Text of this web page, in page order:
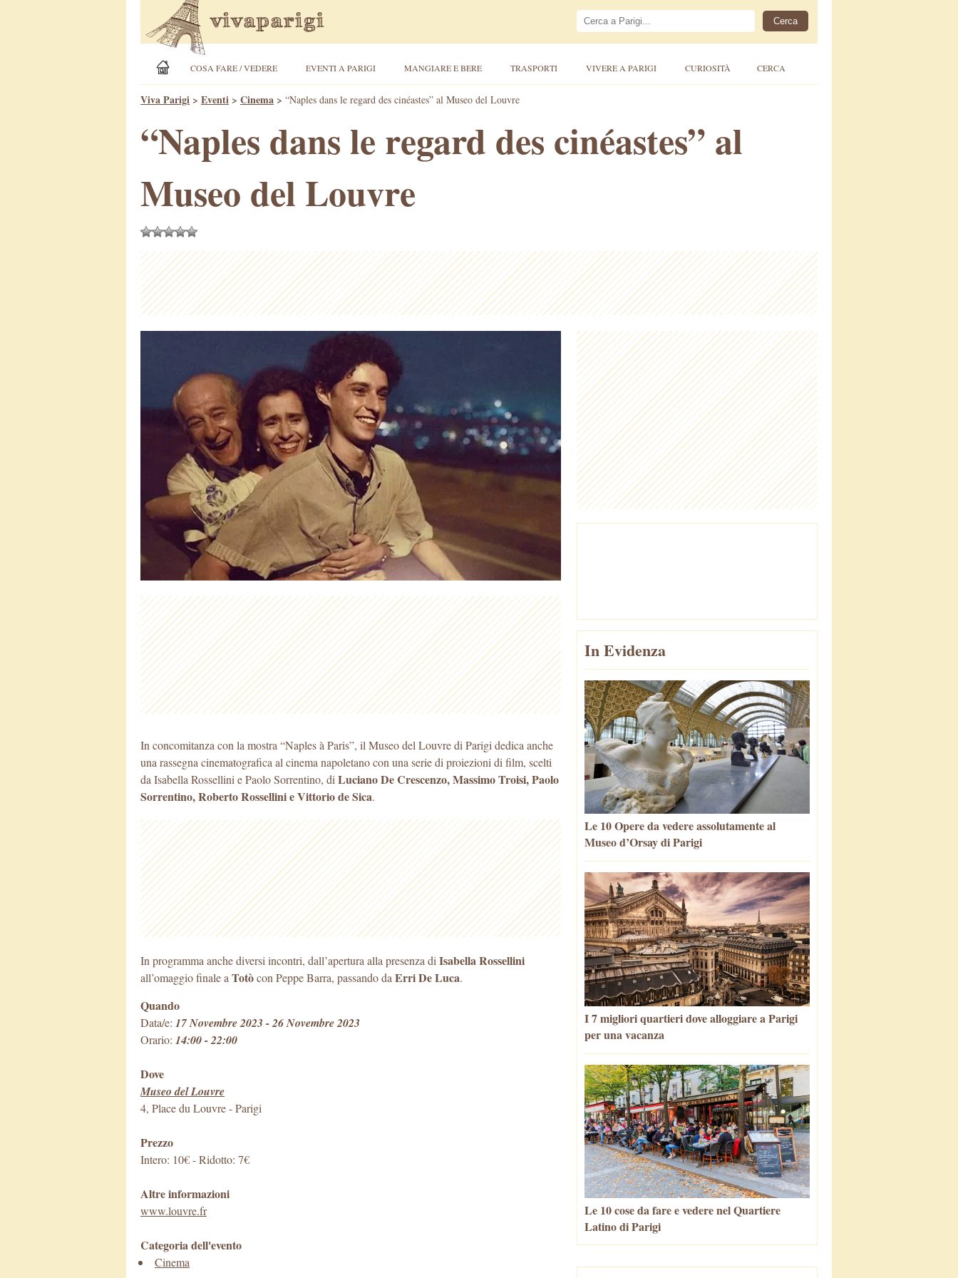
COSA FARE / VEDERE EVENTI A PARIGI MANGIARE E BERE TRASPORTI VIVERE A PARIGI CURIOSITÀ CERCA
Viva Parigi > Eventi > Cinema > “Naples dans le regard des cinéastes” al Museo del Louvre
“Naples dans le regard des cinéastes” al
Museo del Louvre
In concomitanza con la mostra “Naples à Paris”, il Museo del Louvre di Parigi dedica anche
una rassegna cinematografica al cinema napoletano con una serie di proiezioni di film, scelti
da Isabella Rossellini e Paolo Sorrentino, di Luciano De Crescenzo, Massimo Troisi, Paolo
Sorrentino, Roberto Rossellini e Vittorio de Sica.
In programma anche diversi incontri, dall’apertura alla presenza di Isabella Rossellini
all’omaggio finale a Totòcon Peppe Barra, passando da Erri De Luca.
Quando
Data/e: 17 Novembre 2023 - 26 Novembre 2023
Orario: 14:00 - 22:00
Dove
Museo del Louvre
4, Place du Louvre-Parigi
Prezzo
Intero: 10€ - Ridotto: 7€
Altre informazioni
www.louvre.fr
Categoria dell'evento
Cinema
In Evidenza
Le 10 Opere da vedere assolutamente al
Museo d’Orsay di Parigi
I 7 migliori quartieri dove alloggiare a Parigi
per una vacanza
Le 10 cose da fare e vedere nel Quartiere
Latino di Parigi